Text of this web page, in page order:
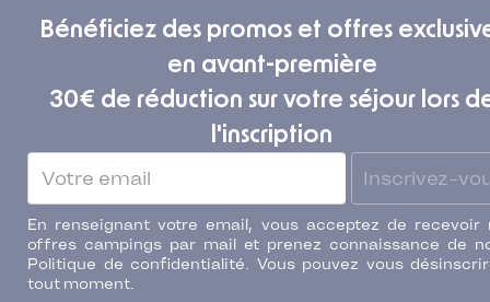
Bénéficiez des promos et offres
en avant-première
30€ de réduction sur votre séjour lors
l'inscription
Inscrivez-
En renseignant votre email, vous acceptez de recevoir
offres campings par mail et prenez connaissance de
Politique de confidentialité. Vous pouvez vous
tout moment.